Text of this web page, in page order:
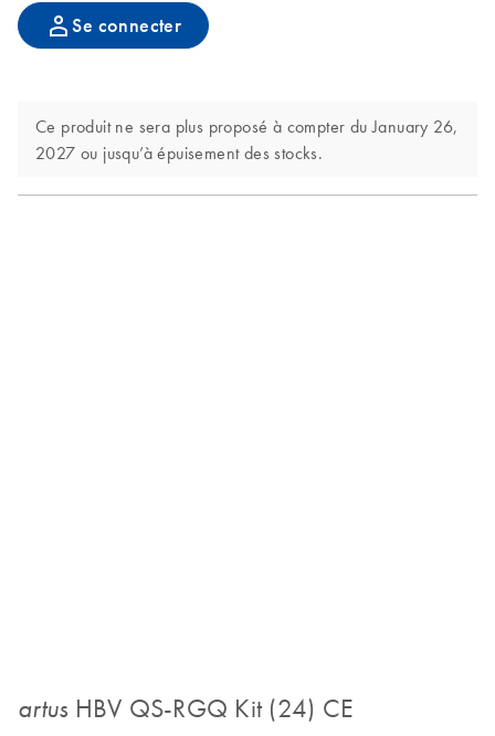
Se connecter
Ce produit ne sera plus proposé à compter du January 26,
2027 ou jusqu’à épuisement des stocks.
artus HBV QS-RGQ Kit (24) CE